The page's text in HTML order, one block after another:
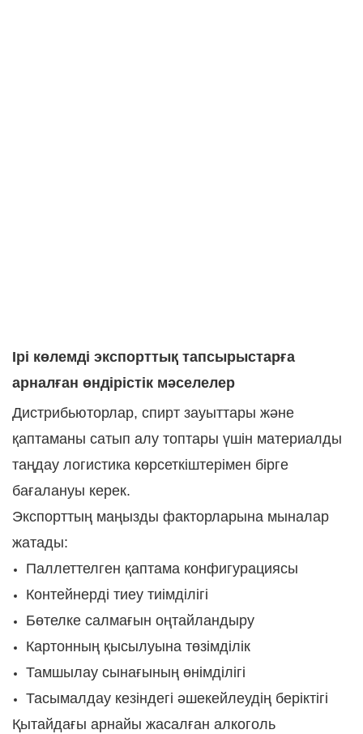
Ірі көлемді экспорттық тапсырыстарға
арналған өндірістік мәселелер
Дистрибьюторлар, спирт зауыттары және
қаптаманы сатып алу топтары үшін материалды
таңдау логистика көрсеткіштерімен бірге
бағалануы керек.
Экспорттың маңызды факторларына мыналар
жатады:
Паллеттелген қаптама конфигурациясы
Контейнерді тиеу тиімділігі
Бөтелке салмағын оңтайландыру
Картонның қысылуына төзімділік
Тамшылау сынағының өнімділігі
Тасымалдау кезіндегі әшекейлеудің беріктігі
Қытайдағы арнайы жасалған алкоголь